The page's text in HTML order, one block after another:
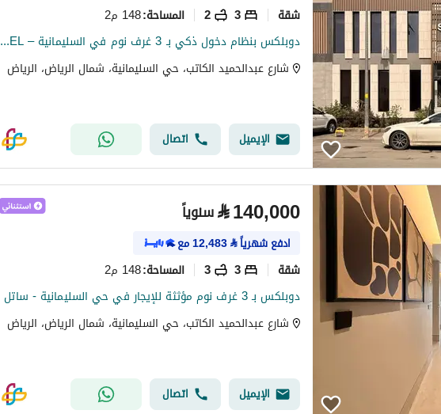
شقة 3
2 المساحة:148 م2
دوبلكس بنظام دخول ذكي بـ 3 غرف نوم في السليمانية – SATEL
شارع عبدالحميد الكاتب، حي السليمانية، شمال الرياض، الرياض
الإيميل اتصال
⃁140,000 سنوياً
ادفع شهرياً⃁
12,483مع
شقة 3
3 المساحة:148 م2
دوبلكس بـ 3 غرف نوم مؤثثة للإيجار في حي السليمانية - ساتل
شارع عبدالحميد الكاتب، حي السليمانية، شمال الرياض، الرياض
الإيميل اتصال